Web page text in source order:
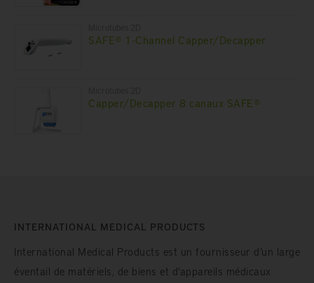
SAFE® 1-Channel Capper/Decapper
Capper/Decapper 8 canaux SAFE®
INTERNATIONAL MEDICAL PRODUCTS
International Medical Products est un fournisseur d’un large
éventail de matériels, de biens et d'appareils médicaux